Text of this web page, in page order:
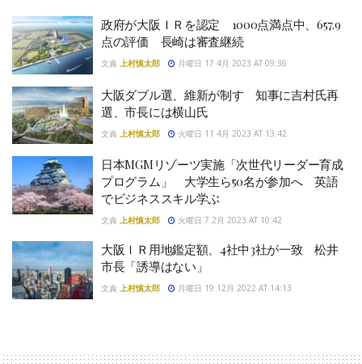
政府が大阪ＩＲを認定 1000点満点中、657.9
点の評価 長崎は審査継続
文責 上村慎太郎 月曜日 17 4月 2023 AT 09:36
大阪ダブル選、維新が制す 知事に吉村氏再
選、市長には横山氏
文責 上村慎太郎 火曜日 11 4月 2023 AT 13:42
日本MGMリゾーツ実施「次世代リーダー育成
プログラム」 大学生ら50名が参加へ 英語
でビジネススキル学ぶ
文責 上村慎太郎 火曜日 7 2月 2023 AT 10:42
大阪ＩＲ用地鑑定額、4社中3社が一致 松井
市長「誘導はない」
文責 上村慎太郎 月曜日 19 12月 2022 AT 14:13